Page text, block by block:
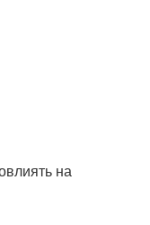
на